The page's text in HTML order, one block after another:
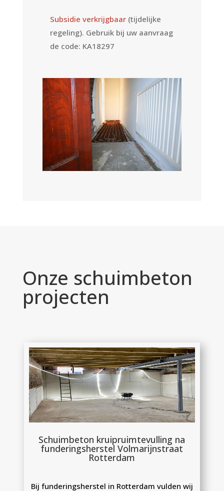
Subsidie verkrijgbaar(tijdelijke
regeling). Gebruik bij uw aanvraag
de code: KA18297
Onze schuimbeton
projecten
Schuimbeton kruipruimtevulling na
funderingsherstel Volmarijnstraat
Rotterdam
Bij funderingsherstel in Rotterdam vulden wij